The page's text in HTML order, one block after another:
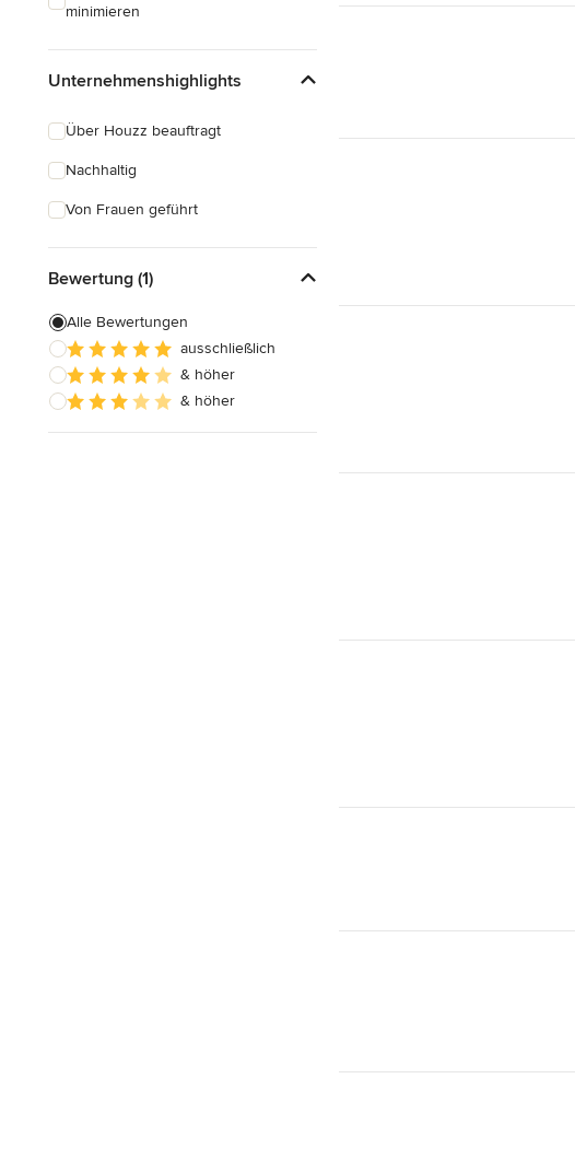
minimieren
Unternehmenshighlights
Über Houzz beauftragt
Nachhaltig
Von Frauen geführt
Bewertung (1)
Alle Bewertungen
ausschließlich
& höher
& höher